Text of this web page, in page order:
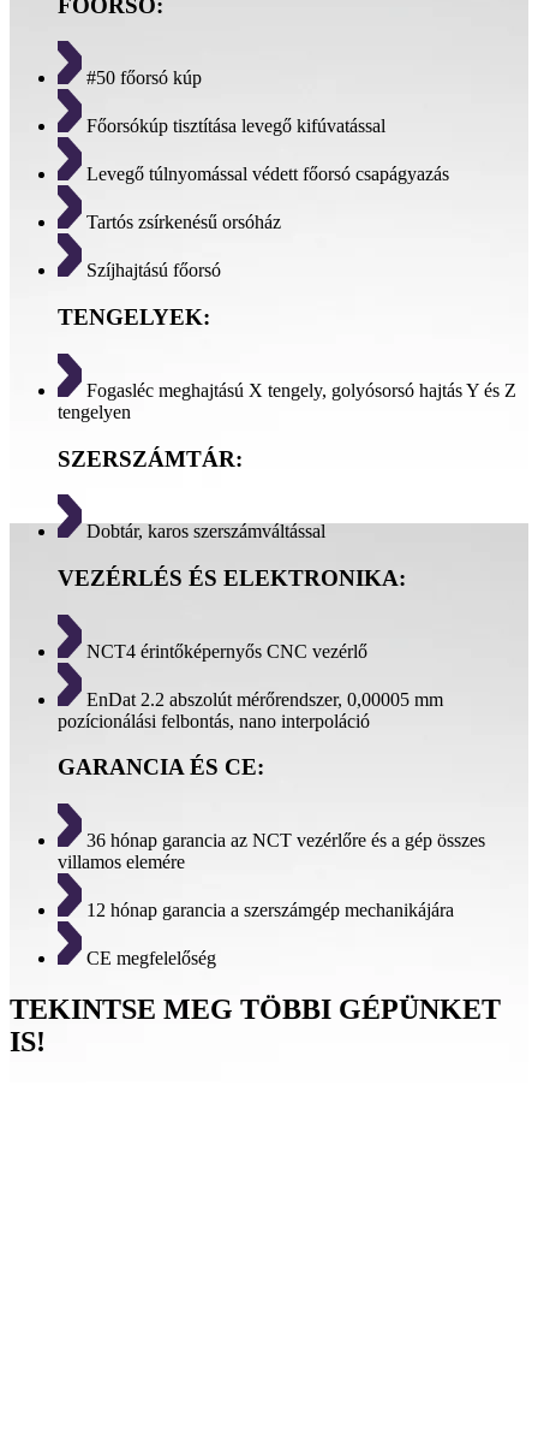
#50 főorsó kúp
Főorsókúp tisztítása levegő kifúvatással
Levegő túlnyomással védett főorsó csapágyazás
Tartós zsírkenésű orsóház
Szíjhajtású főorsó
TENGELYEK:
Fogasléc meghajtású X tengely, golyósorsó hajtás Y és Z
tengelyen
SZERSZÁMTÁR:
Dobtár, karos szerszámváltással
VEZÉRLÉS ÉS ELEKTRONIKA:
NCT4 érintőképernyős CNC vezérlő
EnDat 2.2 abszolút mérőrendszer, 0,00005 mm
pozícionálási felbontás, nano interpoláció
GARANCIA ÉS CE:
36 hónap garancia az NCT vezérlőre és a gép összes
villamos elemére
12 hónap garancia a szerszámgép mechanikájára
CE megfelelőség
TEKINTSE MEG TÖBBI GÉPÜNKET
IS!